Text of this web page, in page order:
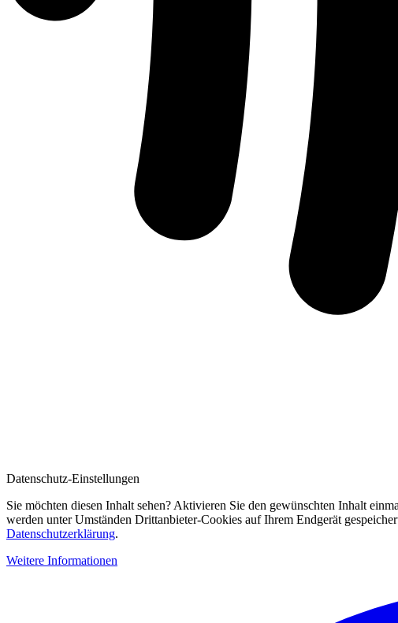
Datenschutz-Einstellungen
Sie möchten diesen Inhalt sehen? Aktivieren Sie den gewünschten Inhalt
werden unter Umständen Drittanbieter-Cookies auf Ihrem Endgerät
Datenschutzerklärung.
Weitere Informationen